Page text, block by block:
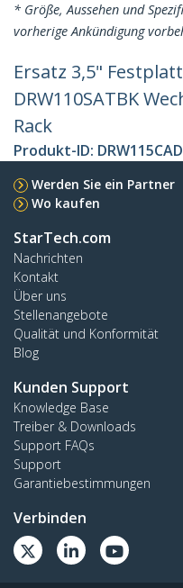
* Größe, Aussehen und
vorherige Ankündigung
Ersatz 3,5"
DRW110SATBK
Rack
Produkt-ID:
Werden Sie ein Partner
Wo kaufen
StarTech.com
Nachrichten
Kontakt
Über uns
Stellenangebote
Qualität und Konformität
Blog
Kunden Support
Knowledge Base
Treiber & Downloads
Support FAQs
Support
Garantiebestimmungen
Verbinden